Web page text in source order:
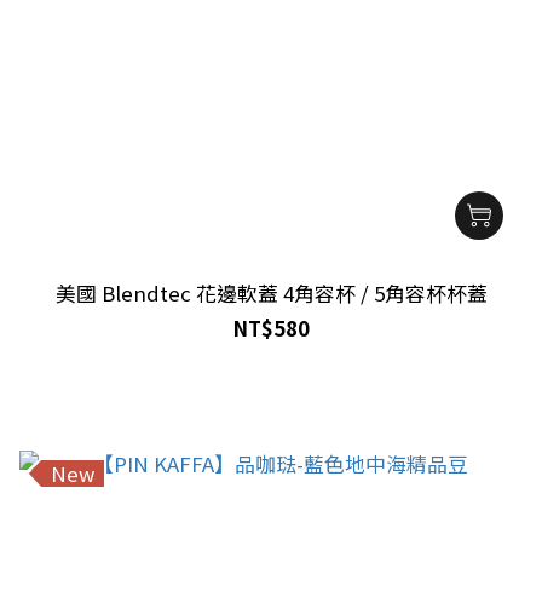
美國 Blendtec 花邊軟蓋 4角容杯 / 5角容杯杯蓋
NT$580
New